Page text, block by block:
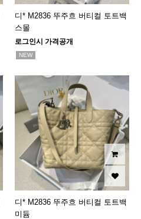
디* M2836 뚜주흐 버티컬 토트백
스몰
로그인시 가격공개
NEW
디* M2836 뚜주흐 버티컬 토트백
미듐